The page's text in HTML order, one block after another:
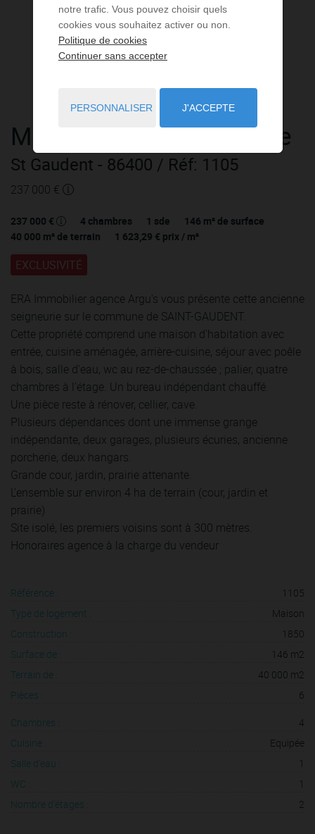
Maison 6 piècesà vendre
St Gaudent - 86400 / Réf: 1105
237 000 €
237 000 € 4 chambres 1 sde 146 m² de surface
40 000 m² de terrain 1 623,29 € prix / m²
EXCLUSIVITÉ
ERA Immobilier agence Argu's vous présente cette ancienne
seigneurie sur le commune de SAINT-GAUDENT.
Cette propriété comprend une maison d'habitation avec
entrée, cuisine aménagée, arrière-cuisine, séjour avec poêle
à bois, salle d'eau, wc au rez-de-chaussée ; palier, quatre
chambres à l'étage. Un bureau indépendant chauffé.
Une pièce reste à rénover, cellier, cave.
Plusieurs dépendances dont une immense grange
indépendante, deux garages, plusieurs écuries, ancienne
porcherie, deux hangars.
Grande cour, jardin, prairie attenante.
L'ensemble sur environ 4 ha de terrain (cour, jardin et
prairie)
Site isolé, les premiers voisins sont à 300 mètres.
Honoraires agence à la charge du vendeur
Référence :
1105
Type de logement :
Maison
Construction :
1850
Surface de :
146 m2
Terrain de :
40 000 m2
Pièces :
6
Chambres :
4
Cuisine :
Equipée
Salle d'eau :
1
WC :
1
Nombre d'étages :
2
notre trafic. Vous pouvez choisir quels
cookies vous souhaitez activer ou non.
Politique de cookies
Continuer sans accepter
PERSONNALISER J'ACCEPTE